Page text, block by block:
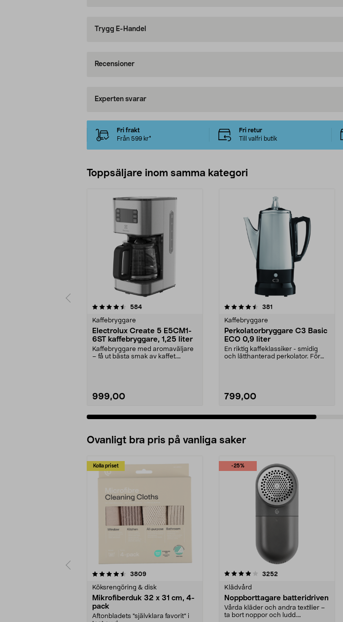
Trygg E-Handel
Recensioner
Experten svarar
Fri frakt
Från 599 kr*
Fri retur
Till valfri butik
Toppsäljare inom samma kategori
584recensioner
Kaffebryggare
Electrolux Create 5 E5CM1-
6ST kaffebryggare, 1,25 liter
Kaffebryggare med aromaväljare
– få ut bästa smak av kaffet.
999,00
4.5 av 5 stjärnor 381
Kaffebryggare
Perkolatorbryggare C3 Basic
ECO 0,9 liter
En riktig kaffeklassiker - smidig
och lätthanterad perkolator. För
799,00
4.0 av 5 stjärnor
Ovanligt bra pris på vanliga saker
Kolla priset
3809recensioner
Köksrengöring & disk
Mikrofiberduk 32 x 31 cm, 4-
pack
Aftonbladets "självklara favorit” i
-25%
4.0av 5 stjärnor 3252
Klädvård
Noppborttagare batteridriven
Vårda kläder och andra textilier –
ta bort noppor och ludd.
4.5av 5 stjärnor